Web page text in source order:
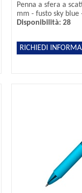
Penna a sfera a
mm - fusto sky blue
Disponibilità: 28
RICHIEDI